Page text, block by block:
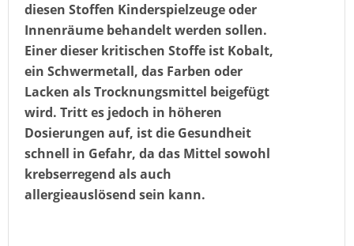
diesen Stoffen Kinderspielzeuge oder
Innenräume behandelt werden sollen.
Einer dieser kritischen Stoffe ist Kobalt,
ein Schwermetall, das Farben oder
Lacken als Trocknungsmittel beigefügt
wird. Tritt es jedoch in höheren
Dosierungen auf, ist die Gesundheit
schnell in Gefahr, da das Mittel sowohl
krebserregend als auch
allergieauslösend sein kann.